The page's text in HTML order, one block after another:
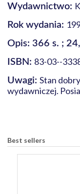
Wydawnictwo:
Rok wydania:
Opis: 366 s. ;
ISBN: 83-03--
Uwagi: Stan
wydawniczej.
Best sellers